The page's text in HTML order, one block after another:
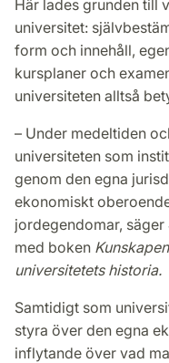
Här lades grunden till
universitet:
form och innehåll,
kursplaner och
universiteten alltså
– Under medeltiden
universiteten som
genom den egna
ekonomiskt
jordegendomar,
med boken
universitetets historia.
Samtidigt som
styra över den egna
inflytande över vad